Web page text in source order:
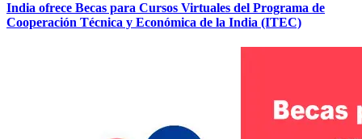
India ofrece Becas para Cursos Virtuales del Programa de
Cooperación Técnica y Económica de la India (ITEC)